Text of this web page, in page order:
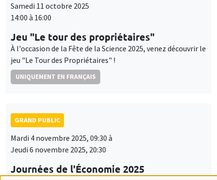
Samedi 11 octobre 2025
14:00 à 16:00
Jeu "Le tour des propriétaires"
À l'occasion de la Fête de la Science 2025, venez découvrir le
jeu "Le Tour des Propriétaires" !
UNIQUEMENT EN FRANÇAIS
GRAND PUBLIC
Mardi 4 novembre 2025, 09:30 à
Jeudi 6 novembre 2025, 20:30
Journées de l'Économie 2025